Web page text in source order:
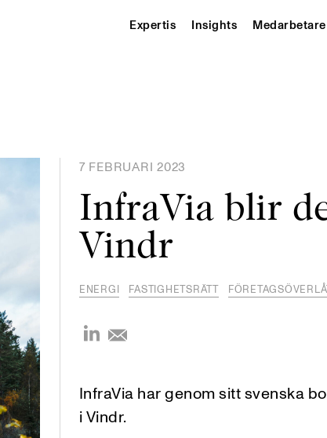
Expertis Insights Medarbetare
7 FEBRUARI 2023
InfraVia blir
Vindr
ENERGI FASTIGHETSRÄTT
InfraVia har genom sitt svenska
i Vindr.